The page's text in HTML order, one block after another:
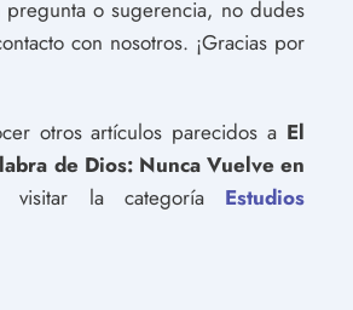
pregunta o sugerencia, no dudes
con nosotros. ¡Gracias por
otros artículos parecidos a El
de Dios: Nunca Vuelve en
visitar la categoría Estudios